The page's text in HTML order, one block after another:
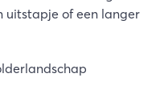
uitstapje of een langer